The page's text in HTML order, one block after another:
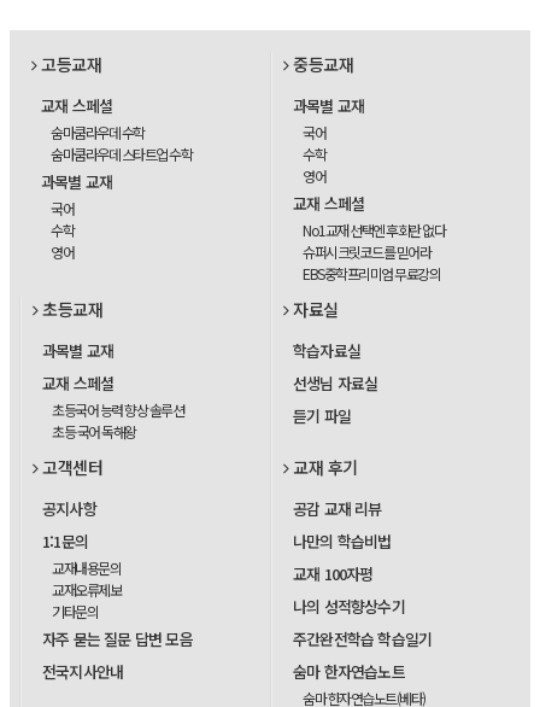
고등교재
교재 스페셜
숨마쿰라우데 수학
숨마쿰라우데 스타트업 수학
과목별 교재
국어
수학
영어
중등교재
과목별 교재
국어
수학
영어
교재 스페셜
No1교재 선택엔 후회란 없다
슈퍼시크릿코드를 믿어라
EBS중학프리미엄 무료강의
초등교재
과목별 교재
교재 스페셜
초등국어 능력 향상 솔루션
초등 국어 독해왕
자료실
학습자료실
선생님 자료실
듣기 파일
고객센터
공지사항
1:1문의
교재내용문의
교재오류제보
기타문의
자주 묻는 질문 답변 모음
전국지사안내
교재 후기
공감 교재 리뷰
나만의 학습비법
교재 100자평
나의 성적향상수기
주간완전학습 학습일기
숨마 한자연습노트
숨마 한자연습노트(베타)